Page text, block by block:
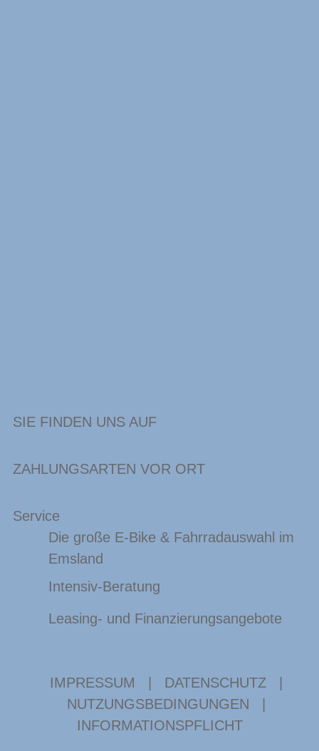
SIE FINDEN UNS AUF
ZAHLUNGSARTEN VOR ORT
Service
Die große E-Bike & Fahrradauswahl im
Emsland
Intensiv-Beratung
Leasing- und Finanzierungsangebote
IMPRESSUM DATENSCHUTZ
NUTZUNGSBEDINGUNGEN
INFORMATIONSPFLICHT